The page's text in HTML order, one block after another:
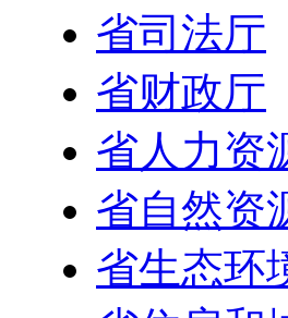
省司法厅
省财政厅
省人力资
省自然资
省生态环